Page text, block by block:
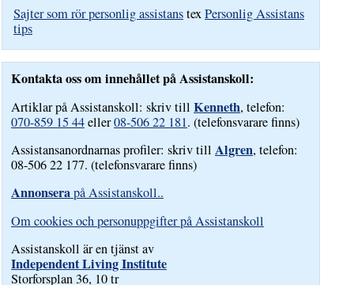
Sajter som rör personlig assistanstexPersonlig Assistans
tips
Kontakta oss om innehållet på Assistanskoll:
Artiklar på Assistanskoll: skriv tillKenneth, telefon:
070-859 15 44eller08-506 22 181. (telefonsvarare finns)
Assistansanordnarnas profiler: skriv tillAlgren, telefon:
08-506 22 177. (telefonsvarare finns)
Annonserapå Assistanskoll..
Om cookies och personuppgifter på Assistanskoll
Assistanskoll är en tjänst av
Independent Living Institute
Storforsplan 36, 10 tr